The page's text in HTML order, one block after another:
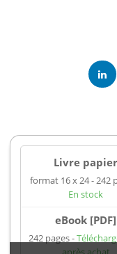
Livre papier
format 16 x 24 242
En stock
eBook [PDF]
242 pages
91944
Email :
Ouvert du